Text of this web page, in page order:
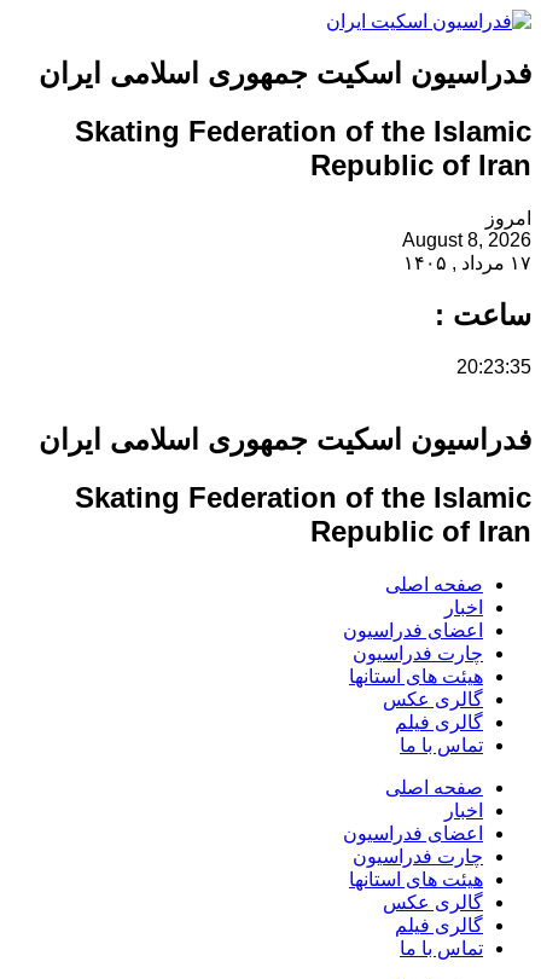
فدراسیون اسکیت جمهوری اسلامی ایران
Skating Federation of the Islamic
Republic of Iran
امروز
August 8, 2026
۱۷ مرداد , ۱۴۰۵
ساعت :
20:23:35
فدراسیون اسکیت جمهوری اسلامی ایران
Skating Federation of the Islamic
Republic of Iran
صفحه اصلی
اخبار
اعضای فدراسیون
چارت فدراسیون
هیئت های استانها
گالری عکس
گالری فیلم
تماس با ما
صفحه اصلی
اخبار
اعضای فدراسیون
چارت فدراسیون
هیئت های استانها
گالری عکس
گالری فیلم
تماس با ما